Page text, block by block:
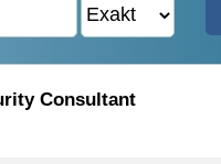
Consultant